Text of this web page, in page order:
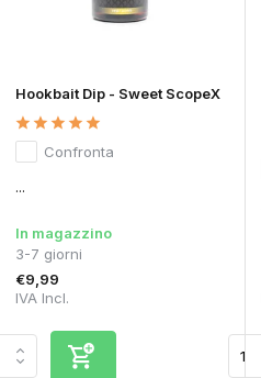
Hookbait Dip - Sweet ScopeX
Confronta
...
In magazzino
3-7 giorni
€9,99
IVA Incl.